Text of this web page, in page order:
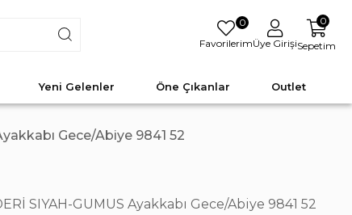
Favorilerim
0
Üye GirişiSepetim
0
Yeni Gelenler Öne Çıkanlar Outlet
Gece/Abiye 9841 52
SIYAH-GUMUS Ayakkabı Gece/Abiye 9841 52